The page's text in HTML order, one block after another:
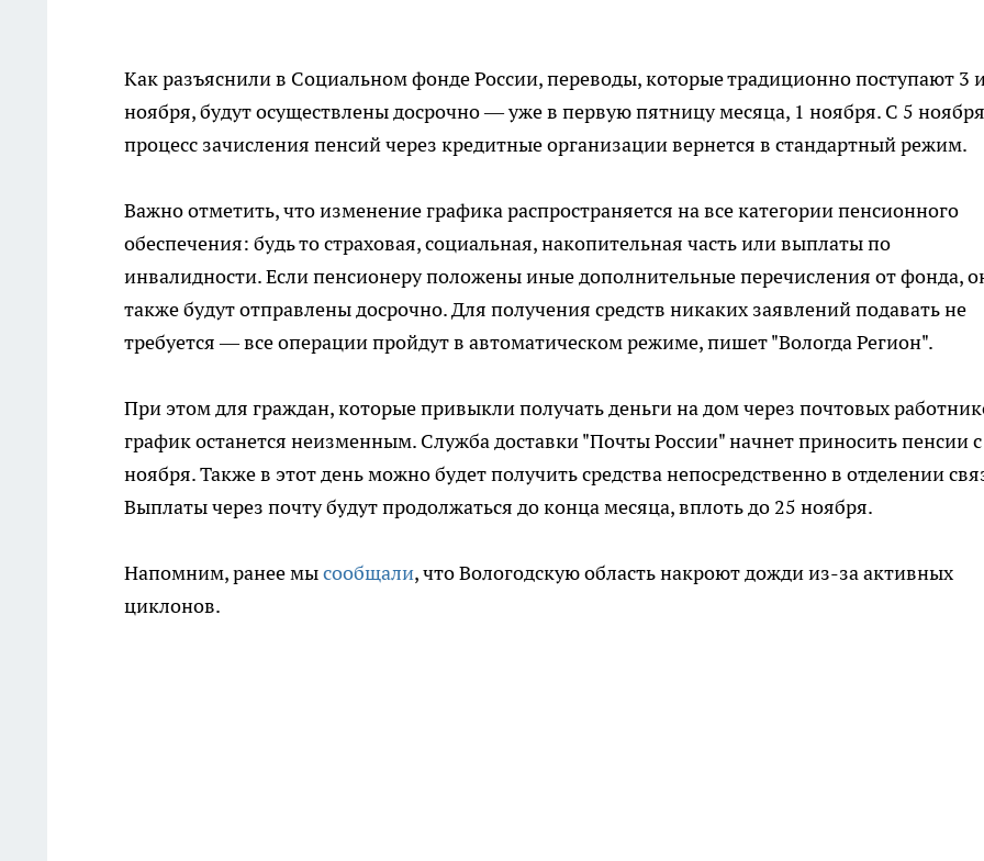
Как разъяснили в Социальном фонде России, переводы, которые традиционно поступают 3
ноября, будут осуществлены досрочно — уже в первую пятницу месяца, 1 ноября. С 5 ноября
процесс зачисления пенсий через кредитные организации вернется в стандартный режим.
Важно отметить, что изменение графика распространяется на все категории пенсионного
обеспечения: будь то страховая, социальная, накопительная часть или выплаты по
инвалидности. Если пенсионеру положены иные дополнительные перечисления от фонда,
также будут отправлены досрочно. Для получения средств никаких заявлений подавать не
требуется — все операции пройдут в автоматическом режиме, пишет "Вологда Регион".
При этом для граждан, которые привыкли получать деньги на дом через почтовых
график останется неизменным. Служба доставки "Почты России" начнет приносить пенсии
ноября. Также в этот день можно будет получить средства непосредственно в отделении
Выплаты через почту будут продолжаться до конца месяца, вплоть до 25 ноября.
Напомним, ранее мысообщали, что Вологодскую область накроют дожди из-за активных
циклонов.